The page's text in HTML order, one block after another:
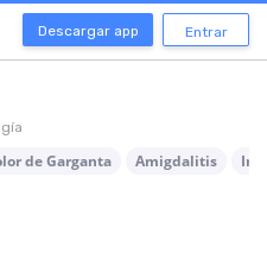
Descargar app Entrar
de Garganta Amigdalitis